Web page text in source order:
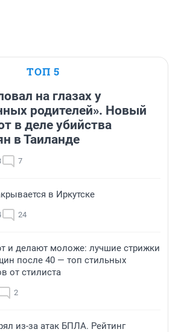
ТОП 5
на глазах у
родителей». Новый
в деле убийства
в Таиланде
7
в Иркутске
24
и делают моложе: лучшие стрижки
после 40 — топ стильных
от стилиста
2
из-за атак БПЛА. Рейтинг